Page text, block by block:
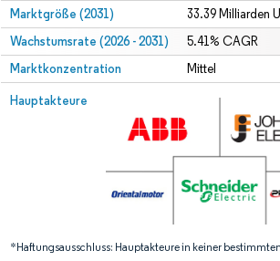
Marktgröße (2031) 33.39 Milliarden
Wachstumsrate (2026 - 2031) 5.41% CAGR
Marktkonzentration Mittel
Hauptakteure
*Haftungsausschluss: Hauptakteure in keiner
Bild © Mordor Intelligence. Wiederverwendung erfordert
Namensnennung gemäß CC BY 4.0.